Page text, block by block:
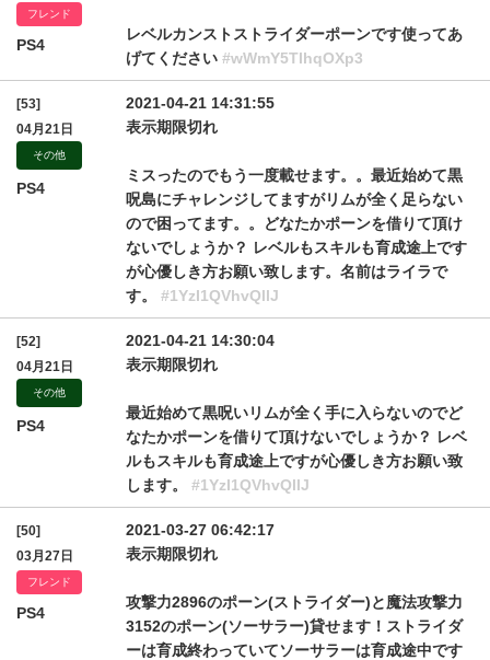
フレンド
PS4
レベルカンストストライダーポーンです使ってあ
げてください #wWmY5TlhqOXp3
[53]
04月21日
その他
PS4
2021-04-21 14:31:55
表示期限切れ
ミスったのでもう一度載せます。。最近始めて黒
呪島にチャレンジしてますがリムが全く足らない
ので困ってます。。どなたかポーンを借りて頂け
ないでしょうか？ レベルもスキルも育成途上です
が心優しき方お願い致します。名前はライラで
す。 #1YzI1QVhvQllJ
[52]
04月21日
その他
PS4
2021-04-21 14:30:04
表示期限切れ
最近始めて黒呪いリムが全く手に入らないのでど
なたかポーンを借りて頂けないでしょうか？ レベ
ルもスキルも育成途上ですが心優しき方お願い致
します。 #1YzI1QVhvQllJ
[50]
03月27日
フレンド
PS4
2021-03-27 06:42:17
表示期限切れ
攻撃力2896のポーン(ストライダー)と魔法攻撃力
3152のポーン(ソーサラー)貸せます！ストライダ
ーは育成終わっていてソーサラーは育成途中です